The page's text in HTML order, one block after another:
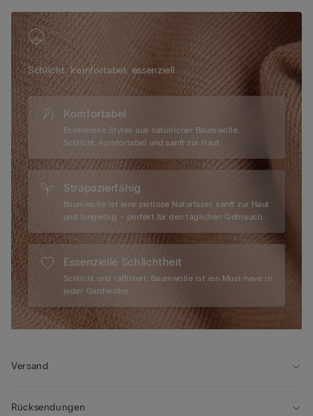
unmöglich macht. Die feine Baumwolle in Kombination mit
einem Anteil an Elasthan schmiegt sich perfekt an Ihre Kurven
und verleiht Ihnen einen selbstbewussten Auftritt. Entdecken
Sie bei Intimissimi einen Baumwollslip ohne Nähte, mit dem Sie
sich rundum wohlfühlen können.
Schlicht, komfortabel, essenziell.
Komfortabel
Essenzielle Styles aus natürlicher Baumwolle.
Schlicht, komfortabel und sanft zur Haut.
Strapazierfähig
Baumwolle ist eine zeitlose Naturfaser, sanft zur Haut
und langlebig – perfekt für den täglichen Gebrauch.
Essenzielle Schlichtheit
Schlicht und raffiniert: Baumwolle ist ein Must-have in
jeder Garderobe.
Versand
Rücksendungen